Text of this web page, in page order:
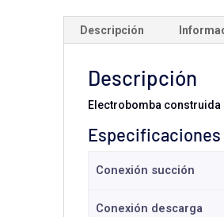
Descripción
Descripción
Electrobomba
Conexión succión
Conexión descarga